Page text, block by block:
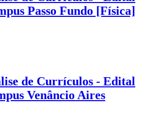
Passo Fundo [Física]
de Currículos - Edital
Venâncio Aires